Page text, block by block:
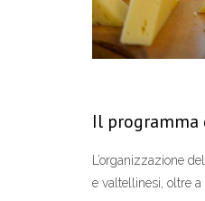
Il
L’organizzazione
e valtellinesi, oltre a